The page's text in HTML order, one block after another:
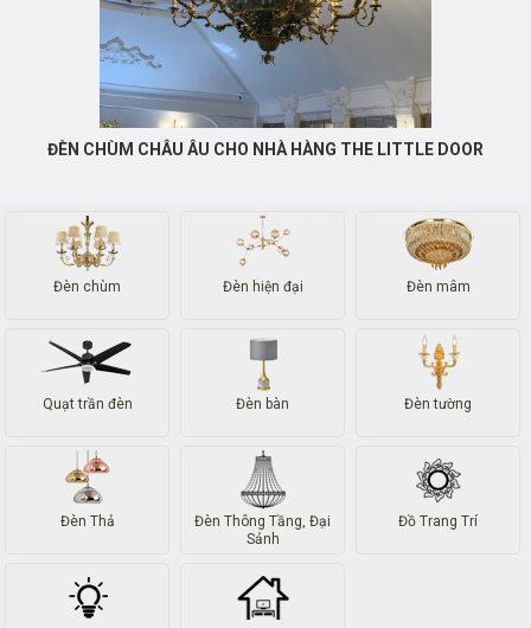
ĐÈN CHÙM CHÂU ÂU CHO NHÀ HÀNG THE LITTLE DOOR
Đèn chùm Đèn hiện đại Đèn mâm
Quạt trần đèn Đèn bàn Đèn tường
Đèn Thả
Đèn Thông Tầng, Đại
Sảnh
Đồ Trang Trí